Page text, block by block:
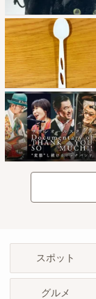
スポット
グルメ